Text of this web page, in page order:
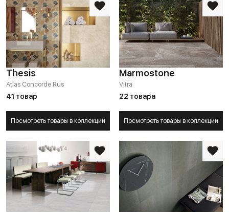
Thesis
Atlas Concorde Rus
41 товар
Посмотреть товары в коллекции
Marmostone
Vitra
22 товара
Посмотреть товары в коллекции